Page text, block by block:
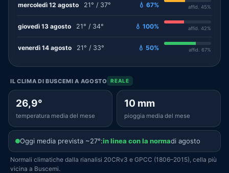
mercoledì 12 agosto 21° / 37° 💧 67% affid. 45%
giovedì 13 agosto 21° / 34° 💧 100% affid. 42%
venerdì 14 agosto 21° / 33° 💧 50% affid. 67%
IL CLIMA DI BUSCEMI A AGOSTO REALE
26,9°
temperatura media del mese
10 mm
pioggia media del mese
Oggi media prevista ~27°:in linea con la normadi agosto
Normali climatiche dalla rianalisi 20CRv3 e GPCC (1806–2015), cella più
vicina a Buscemi.